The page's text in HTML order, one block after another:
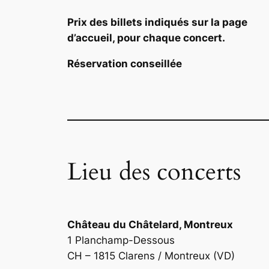
Prix des billets indiqués sur la page
d’accueil, pour chaque concert.
Réservation conseillée
Lieu des concerts
Château du Châtelard, Montreux
1 Planchamp-Dessous
CH – 1815 Clarens / Montreux (VD)